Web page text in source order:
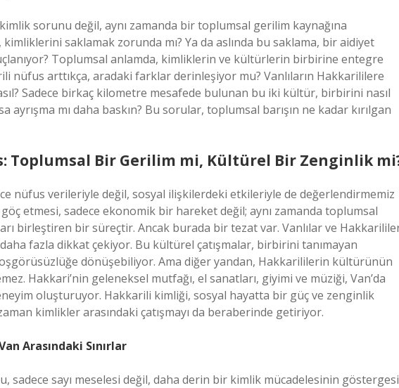
sorunu değil, aynı zamanda bir toplumsal gerilim kaynağına
saklamak zorunda mı? Ya da aslında bu saklama, bir aidiyet
Toplumsal anlamda, kimliklerin ve kültürlerin birbirine entegre
nüfus arttıkça, aradaki farklar derinleşiyor mu? Vanlıların Hakkarililere
Sadece birkaç kilometre mesafede bulunan bu iki kültür, birbirini nasıl
mı daha baskın? Bu sorular, toplumsal barışın ne kadar kırılgan
Toplumsal Bir Gerilim mi, Kültürel Bir Zenginlik
nüfus verileriyle değil, sosyal ilişkilerdeki etkileriyle de değerlendirmemiz
etmesi, sadece ekonomik bir hareket değil; aynı zamanda toplumsal
birleştiren bir süreçtir. Ancak burada bir tezat var. Vanlılar ve
fazla dikkat çekiyor. Bu kültürel çatışmalar, birbirini tanımayan
dönüşebiliyor. Ama diğer yandan, Hakkarililerin kültürünün
Hakkari’nin geleneksel mutfağı, el sanatları, giyimi ve müziği, Van’da
oluşturuyor. Hakkarili kimliği, sosyal hayatta bir güç ve zenginlik
kimlikler arasındaki çatışmayı da beraberinde getiriyor.
Arasındaki Sınırlar
sadece sayı meselesi değil, daha derin bir kimlik mücadelesinin